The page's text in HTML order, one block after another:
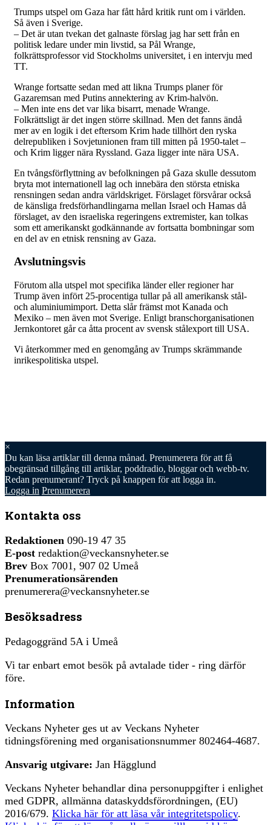
Trumps utspel om Gaza har fått hård kritik runt om i världen.
Så även i Sverige.
– Det är utan tvekan det galnaste förslag jag har sett från en
politisk ledare under min livstid, sa Pål Wrange,
folkrättsprofessor vid Stockholms universitet, i en intervju med
TT.
Wrange fortsatte sedan med att likna Trumps planer för
Gazaremsan med Putins annektering av Krim-halvön.
– Men inte ens det var lika bisarrt, menade Wrange.
Folkrättsligt är det ingen större skillnad. Men det fanns ändå
mer av en logik i det eftersom Krim hade tillhört den ryska
delrepubliken i Sovjetunionen fram till mitten på 1950-talet –
och Krim ligger nära Ryssland. Gaza ligger inte nära USA.
En tvångsförflyttning av befolkningen på Gaza skulle dessutom
bryta mot internationell lag och innebära den största etniska
rensningen sedan andra världskriget. Förslaget försvårar också
de känsliga fredsförhandlingarna mellan Israel och Hamas då
förslaget, av den israeliska regeringens extremister, kan tolkas
som ett amerikanskt godkännande av fortsatta bombningar som
en del av en etnisk rensning av Gaza.
Avslutningsvis
Förutom alla utspel mot specifika länder eller regioner har
Trump även infört 25-procentiga tullar på all amerikansk stål-
och aluminiumimport. Detta slår främst mot Kanada och
Mexiko – men även mot Sverige. Enligt branschorganisationen
Jernkontoret går ca åtta procent av svensk stålexport till USA.
Vi återkommer med en genomgång av Trumps skrämmande
inrikespolitiska utspel.
×
Du kan läsa artiklar till denna månad. Prenumerera för att få
obegränsad tillgång till artiklar, poddradio, bloggar och webb-tv.
Redan prenumerant? Tryck på knappen för att logga in.
Logga in Prenumerera
Kontakta oss
Redaktionen 090-19 47 35
E-post redaktion@veckansnyheter.se
Brev Box 7001, 907 02 Umeå
Prenumerationsärenden
prenumerera@veckansnyheter.se
Besöksadress
Pedagoggränd 5A i Umeå
Vi tar enbart emot besök på avtalade tider - ring därför
före.
Information
Veckans Nyheter ges ut av Veckans Nyheter
tidningsförening med organisationsnummer 802464-4687.
Ansvarig utgivare: Jan Hägglund
Veckans Nyheter behandlar dina personuppgifter i enlighet
med GDPR, allmänna dataskyddsförordningen, (EU)
2016/679. Klicka här för att läsa vår integritetspolicy.